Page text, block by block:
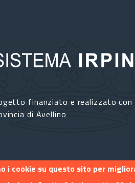
finanziato e realizzato con
di Avellino
i cookie su questo sito per